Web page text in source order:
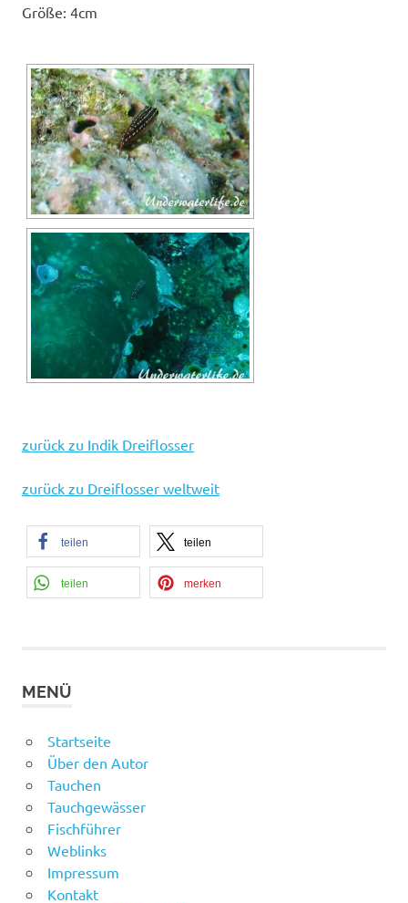
Größe: 4cm
zurück zu Indik Dreiflosser
zurück zu Dreiflosser weltweit
teilen teilen
teilen merken
MENÜ
Startseite
Über den Autor
Tauchen
Tauchgewässer
Fischführer
Weblinks
Impressum
Kontakt